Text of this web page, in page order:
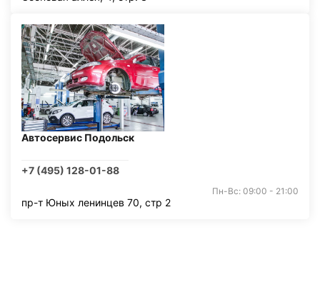
Автосервис Подольск
+7 (495) 128-01-88
Пн-Вс: 09:00 - 21:00
пр-т Юных ленинцев 70, стр 2